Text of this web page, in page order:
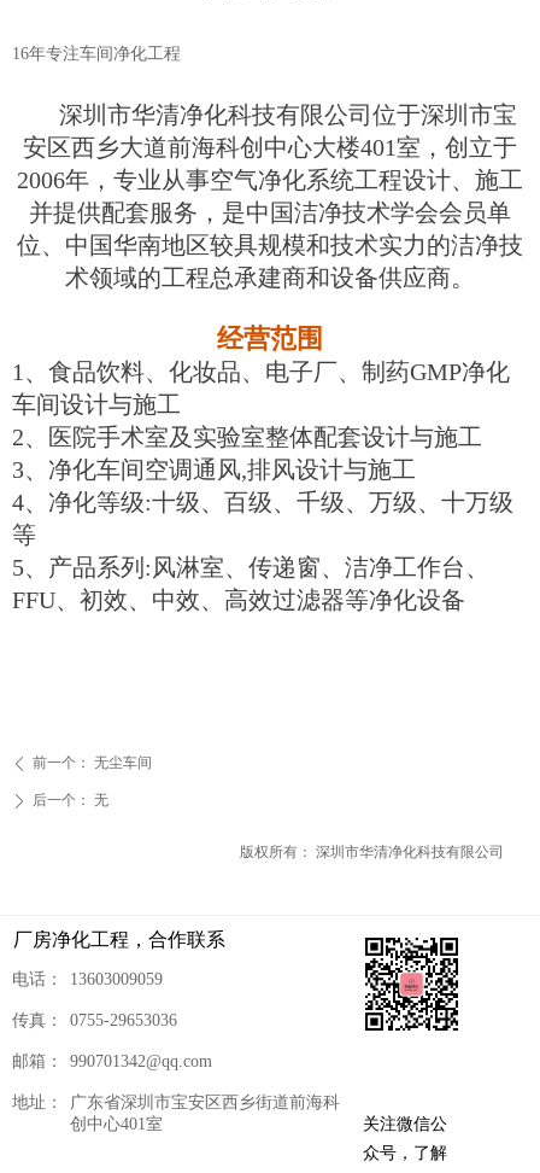
深圳市华清净化科技有限公司位于深圳市宝
安区西乡大道前海科创中心大楼401室，创立于
2006年，专业从事空气净化系统工程设计、施工
并提供配套服务，是中国洁净技术学会会员单
位、中国华南地区较具规模和技术实力的洁净技
术领域的工程总承建商和设备供应商。
经营范围
1、食品饮料、化妆品、电子厂、制药GMP净化
车间设计与施工
2、医院手术室及实验室整体配套设计与施工
3、净化车间空调通风,排风设计与施工
4、净化等级:十级、百级、千级、万级、十万级
等
5、产品系列:风淋室、传递窗、洁净工作台、
FFU、初效、中效、高效过滤器等净化设备
16年专注车间净化工程
ꄴ 前一个： 无尘车间
ꄲ 后一个： 无
关注微信公
众号，了解
电话： 13603009059
传真： 0755-29653036
邮箱： 990701342@qq.com
地址：
广东省深圳市宝安区西乡街道前海科
创中心401室
版权所有： 深圳市华清净化科技有限公司
厂房净化工程，合作联系